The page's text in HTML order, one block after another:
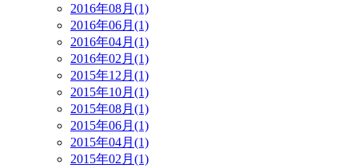
2016年08月(1)
2016年06月(1)
2016年04月(1)
2016年02月(1)
2015年12月(1)
2015年10月(1)
2015年08月(1)
2015年06月(1)
2015年04月(1)
2015年02月(1)